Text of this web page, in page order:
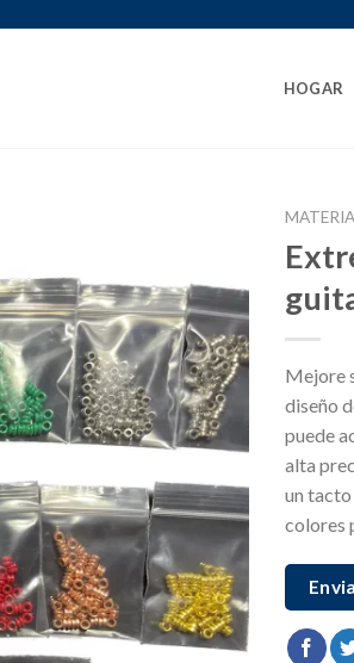
HOGAR
Mejore
diseño
puede
alta
un tacto
colores